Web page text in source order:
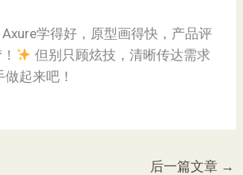
学得好，原型画得快，产品评
但别只顾炫技，清晰传达需求
起来吧！
后一篇文章 →